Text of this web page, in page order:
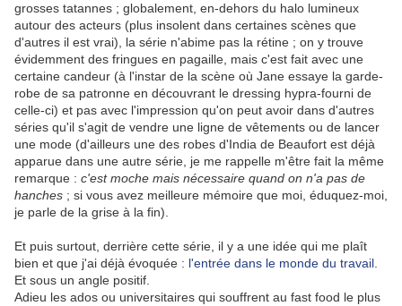
grosses tatannes ; globalement, en-dehors du halo lumineux
autour des acteurs (plus insolent dans certaines scènes que
d'autres il est vrai), la série n'abime pas la rétine ; on y trouve
évidemment des fringues en pagaille, mais c'est fait avec une
certaine candeur (à l'instar de la scène où Jane essaye la garde-
robe de sa patronne en découvrant le dressing hypra-fourni de
celle-ci) et pas avec l'impression qu'on peut avoir dans d'autres
séries qu'il s'agit de vendre une ligne de vêtements ou de lancer
une mode (d'ailleurs une des robes d'India de Beaufort est déjà
apparue dans une autre série, je me rappelle m'être fait la même
remarque : c'est moche mais nécessaire quand on n'a pas de
hanches ; si vous avez meilleure mémoire que moi, éduquez-moi,
je parle de la grise à la fin).
Et puis surtout, derrière cette série, il y a une idée qui me plaît
bien et que j'ai déjà évoquée : l'entrée dans le monde du travail
Et sous un angle positif.
Adieu les ados ou universitaires qui souffrent au fast food le plus